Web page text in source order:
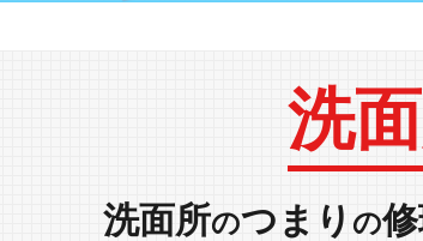
洗
洗面所のつまり の